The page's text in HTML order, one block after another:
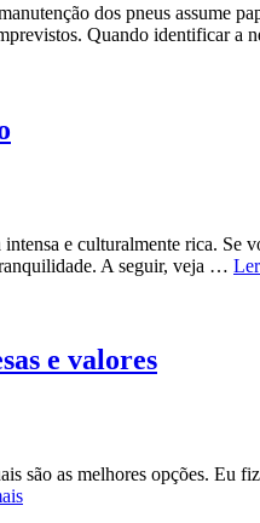
dos pneus assume
Quando identificar a
e culturalmente rica. Se
A seguir, veja …
e valores
são as melhores opções. Eu